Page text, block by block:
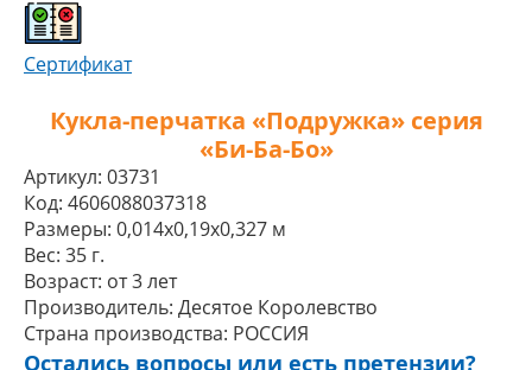
Сертификат
Кукла-перчатка «Подружка» серия
«Би-Ба-Бо»
Артикул: 03731
Код: 4606088037318
Размеры: 0,014x0,19x0,327 м
Вес: 35 г.
Возраст: от 3 лет
Производитель: Десятое Королевство
Страна производства: РОССИЯ
Остались вопросы или есть претензии?